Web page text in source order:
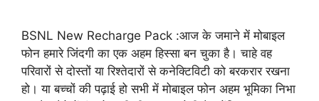
BSNL New Recharge Pack :आज के जमाने में मोबाइल
फोन हमारे जिंदगी का एक अहम हिस्सा बन चुका है। चाहे वह
परिवारों से दोस्तों या रिश्तेदारों से कनेक्टिविटी को बरकरार रखना
हो। या बच्चों की पढ़ाई हो सभी में मोबाइल फोन अहम भूमिका निभा